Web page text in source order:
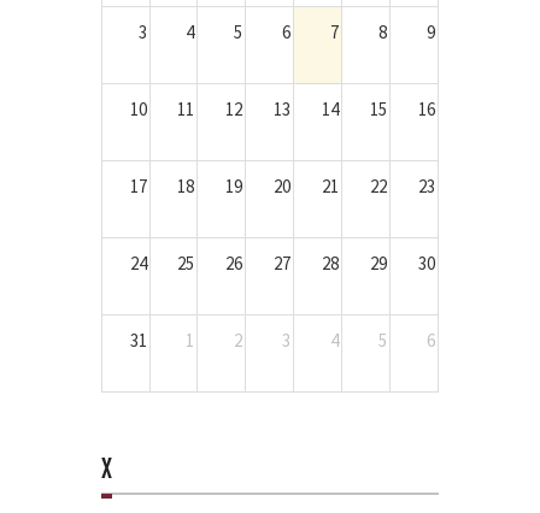
3 4 5 6 7 8 9
10 11 12 13 14 15 16
17 18 19 20 21 22 23
24 25 26 27 28 29 30
31 1 2 3 4 5 6
X